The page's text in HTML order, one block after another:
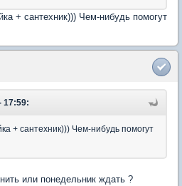
+ сантехник))) Чем-нибудь помогут
17:59:
+ сантехник))) Чем-нибудь помогут
или понедельник ждать ?